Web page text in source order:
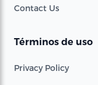
Contact Us
Términos de uso
Privacy Policy